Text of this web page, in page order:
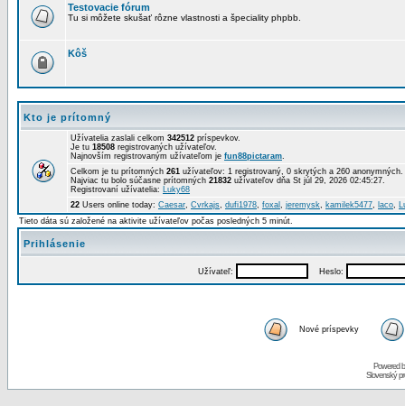
Testovacie fórum
Tu si môžete skušať rôzne vlastnosti a špeciality phpbb.
Kôš
Kto je prítomný
Užívatelia zaslali celkom 342512 príspevkov.
Je tu 18508 registrovaných užívateľov.
Najnovším registrovaným užívateľom je fun88pictaram.
Celkom je tu prítomných 261 užívateľov: 1 registrovaný, 0 skrytých a 260
Najviac tu bolo súčasne prítomných 21832 užívateľov dňa St júl 29, 2026 02:45:27.
Registrovaní užívatelia: Luky68
22 Users online today: Caesar, Cvrkajs, dufi1978, foxal , jeremysk, kamilek5477, laco,
Tieto dáta sú založené na aktivite užívateľov počas posledných 5 minút.
Prihlásenie
Užívateľ: Heslo:
Nové príspevky
Powered
Slovenský